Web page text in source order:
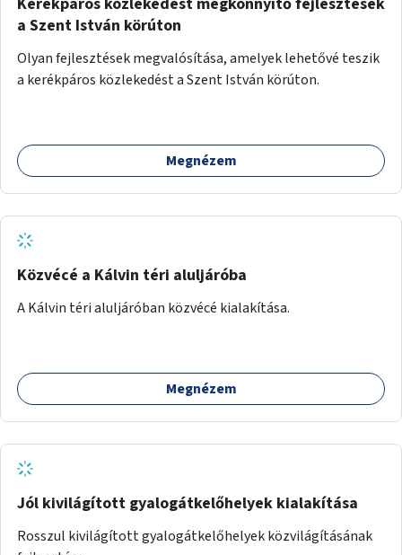
a Szent István körúton
Olyan fejlesztések megvalósítása, amelyek lehetővé teszik
a kerékpáros közlekedést a Szent István körúton.
Megnézem
Közvécé a Kálvin téri aluljáróba
A Kálvin téri aluljáróban közvécé kialakítása.
Megnézem
Jól kivilágított gyalogátkelőhelyek kialakítása
Rosszul kivilágított gyalogátkelőhelyek közvilágításának